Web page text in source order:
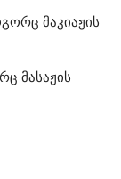
მაკიაჟის
მასაჟის